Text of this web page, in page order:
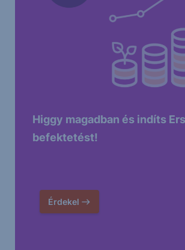
Higgy magadban és indíts
befektetést!
Érdekel